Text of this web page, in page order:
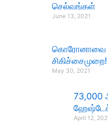
செல்வங்கள்
June 13, 2021
கொரோனாவை
சிகிச்சைமுறை!
May 30, 2021
ஹேஷ்டேக்
April 12,